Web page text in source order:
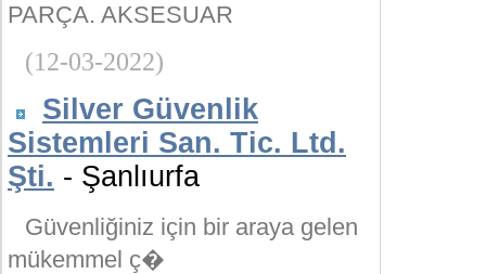
PARÇA. AKSESUAR
(12-03-2022)
Silver Güvenlik
Sistemleri San. Tic. Ltd.
Şti. - Şanlıurfa
Güvenliğiniz için bir araya gelen
mükemmel ç�